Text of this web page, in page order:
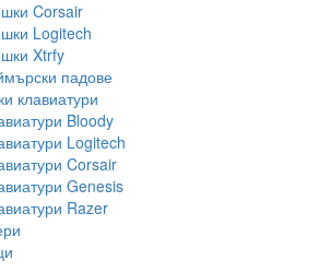
Corsair
Logitech
Xtrfy
падове
клавиатури
Bloody
Logitech
Corsair
Genesis
Razer